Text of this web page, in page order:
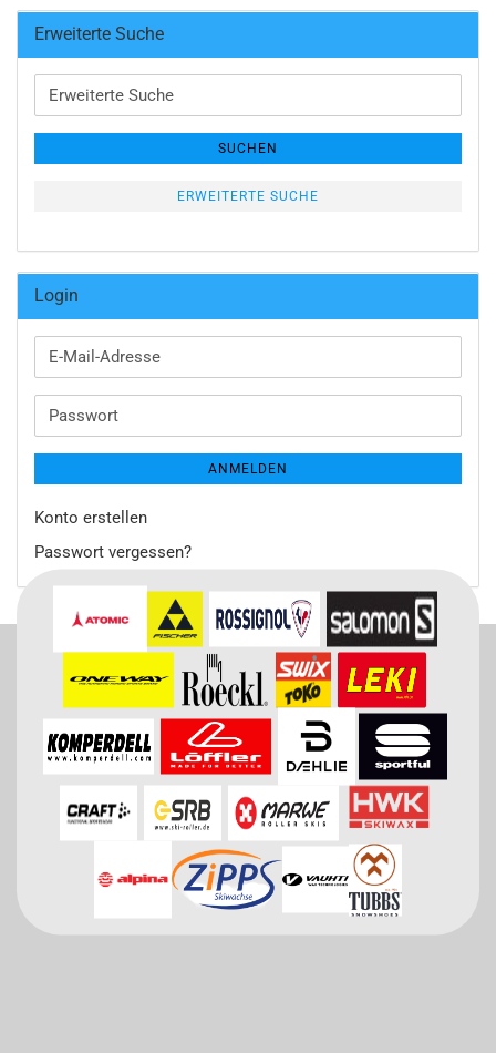
Erweiterte Suche
Erweiterte
Suche
SUCHEN
ERWEITERTE SUCHE
Login
E-
Mail-
Passwort
ANMELDEN
Konto erstellen
Passwort vergessen?